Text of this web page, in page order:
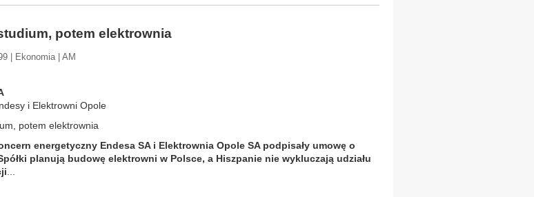
potem elektrownia
| Ekonomia | AM
i Elektrowni Opole
potem elektrownia
energetyczny Endesa SA i Elektrownia Opole SA podpisały umowę o
planują budowę elektrowni w Polsce, a Hiszpanie nie wykluczają udziału